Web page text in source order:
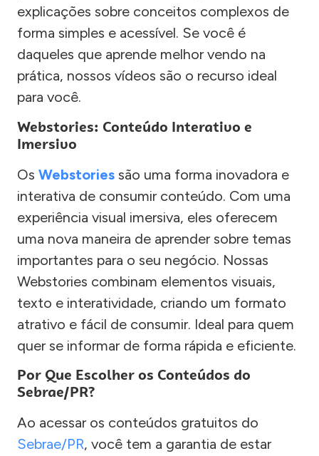
explicações sobre conceitos complexos de
forma simples e acessível. Se você é
daqueles que aprende melhor vendo na
prática, nossos vídeos são o recurso ideal
para você.
Webstories: Conteúdo Interativo e
Imersivo
Os Webstories são uma forma inovadora e
interativa de consumir conteúdo. Com uma
experiência visual imersiva, eles oferecem
uma nova maneira de aprender sobre temas
importantes para o seu negócio. Nossas
Webstories combinam elementos visuais,
texto e interatividade, criando um formato
atrativo e fácil de consumir. Ideal para quem
quer se informar de forma rápida e eficiente.
Por Que Escolher os Conteúdos do
Sebrae/PR?
Ao acessar os conteúdos gratuitos do
Sebrae/PR, você tem a garantia de estar